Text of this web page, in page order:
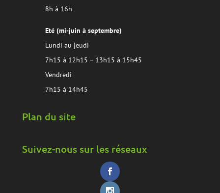
8h à 16h
Eté (mi-juin à septembre)
Lundi au jeudi
7h15 à 12h15 – 13h15 à 15h45
Vendredi
7h15 à 14h45
Plan du site
Suivez-nous sur les réseaux